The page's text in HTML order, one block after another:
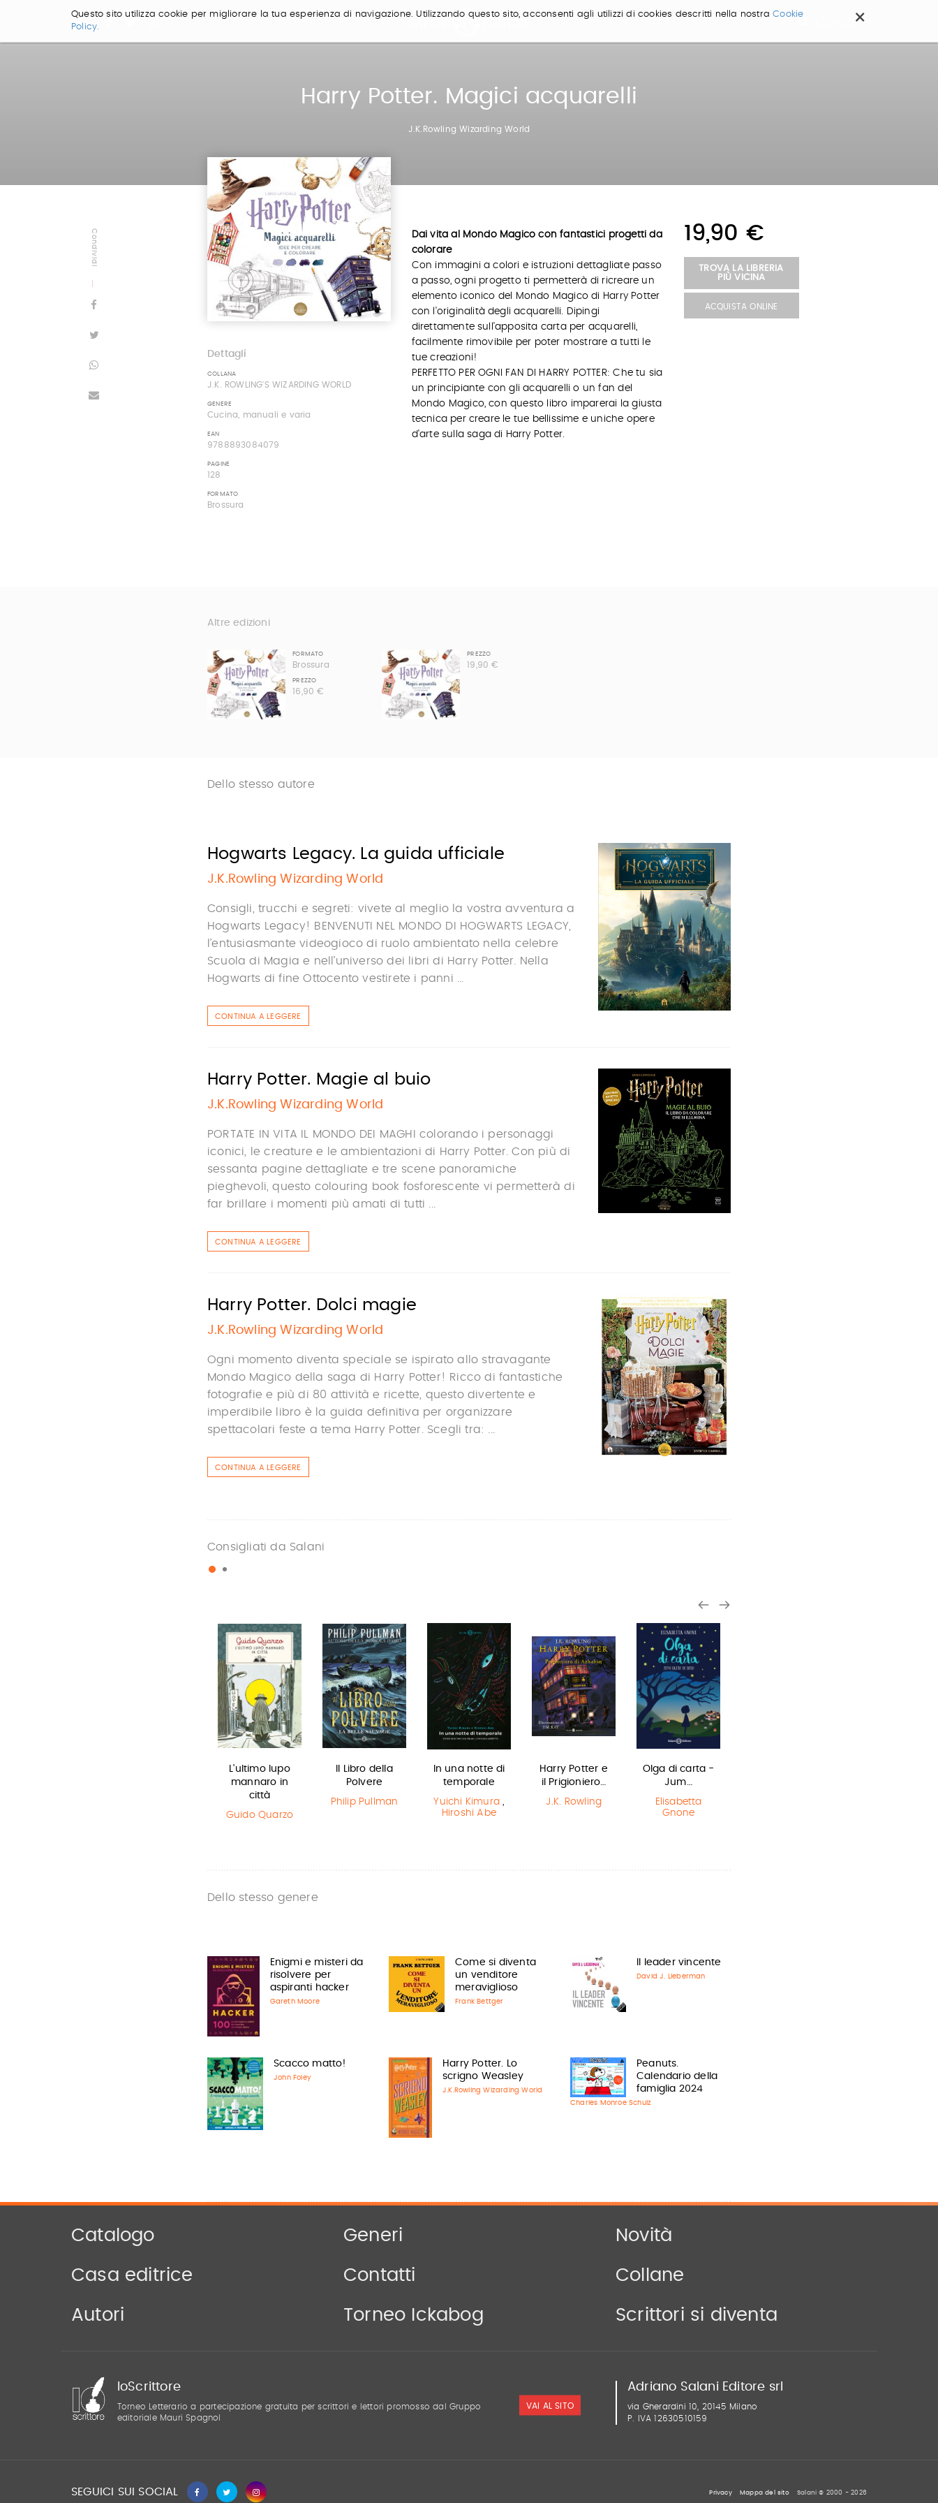
×
Questo sito utilizza cookie per migliorare la tua esperienza di navigazione. Utilizzando questo sito, acconsenti agli utilizzi di cookies descritti nella nostraCookie
Policy.
Cerca ...
Harry Potter. Magici acquarelli
J.K.Rowling Wizarding World
Condividi
Dettagli
COLLANA
J.K. ROWLING'S WIZARDING WORLD
GENERE
Cucina, manuali e varia
EAN
9788893084079
PAGINE
128
FORMATO
Brossura
Dai vita al Mondo Magico con fantastici progetti da
colorare
Con immagini a colori e istruzioni dettagliate passo
a passo, ogni progetto ti permetterà di ricreare un
elemento iconico del Mondo Magico di Harry Potter
con l'originalità degli acquarelli. Dipingi
direttamente sull'apposita carta per acquarelli,
facilmente rimovibile per poter mostrare a tutti le
tue creazioni!
PERFETTO PER OGNI FAN DI HARRY POTTER: Che tu sia
un principiante con gli acquarelli o un fan del
Mondo Magico, con questo libro imparerai la giusta
tecnica per creare le tue bellissime e uniche opere
d'arte sulla saga di Harry Potter.
19,90 €
TROVA LA LIBRERIA
PIÙ VICINA
ACQUISTA ONLINE
Altre edizioni
FORMATO
Brossura
PREZZO
16,90 €
PREZZO
19,90 €
Dello stesso autore
Hogwarts Legacy. La guida ufficiale
J.K.Rowling Wizarding World
Consigli, trucchi e segreti: vivete al meglio la vostra avventura a
Hogwarts Legacy! BENVENUTI NEL MONDO DI HOGWARTS LEGACY,
l’entusiasmante videogioco di ruolo ambientato nella celebre
Scuola di Magia e nell’universo dei libri di Harry Potter. Nella
Hogwarts di fine Ottocento vestirete i panni ...
CONTINUA A LEGGERE
Harry Potter. Magie al buio
J.K.Rowling Wizarding World
PORTATE IN VITA IL MONDO DEI MAGHI colorando i personaggi
iconici, le creature e le ambientazioni di Harry Potter. Con più di
sessanta pagine dettagliate e tre scene panoramiche
pieghevoli, questo colouring book fosforescente vi permetterà di
far brillare i momenti più amati di tutti ...
CONTINUA A LEGGERE
Harry Potter. Dolci magie
J.K.Rowling Wizarding World
Ogni momento diventa speciale se ispirato allo stravagante
Mondo Magico della saga di Harry Potter! Ricco di fantastiche
fotografie e più di 80 attività e ricette, questo divertente e
imperdibile libro è la guida definitiva per organizzare
spettacolari feste a tema Harry Potter. Scegli tra: ...
CONTINUA A LEGGERE
Consigliati da Salani
L'ultimo lupo
mannaro in
città
Guido Quarzo
Il Libro della
Polvere
Philip Pullman
In una notte di
temporale
Yuichi Kimura ,
Hiroshi Abe
Harry Potter e
il Prigioniero…
J.K. Rowling
Olga di carta -
Jum…
Elisabetta
Gnone
Dello stesso genere
Enigmi e misteri da
risolvere per
aspiranti hacker
Gareth Moore
Come si diventa
un venditore
meraviglioso
Frank Bettger
Il leader vincente
David J. Lieberman
Scacco matto!
John Foley
Harry Potter. Lo
scrigno Weasley
J.K.Rowling Wizarding World
Peanuts.
Calendario della
famiglia 2024
Charles Monroe Schulz
Catalogo Generi Novità
Casa editrice Contatti Collane
Autori Torneo Ickabog Scrittori si diventa
IoScrittore
Torneo Letterario a partecipazione gratuita per scrittori e lettori promosso dal Gruppo
editoriale Mauri Spagnol
VAI AL SITO
Adriano Salani Editore srl
via Gherardini 10, 20145 Milano
P. IVA 12630510159
SEGUICI SUI SOCIAL Privacy Mappa del sito Salani © 2000 - 2026